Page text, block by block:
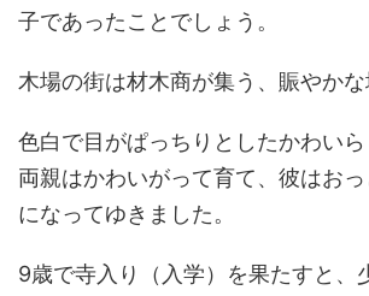
子であったことでしょう。
木場の街は材木商が集う、賑やかな
色白で目がぱっちりとしたかわいら
両親はかわいがって育て、彼はお
になってゆきました。
9歳で寺入り（入学）を果たすと、